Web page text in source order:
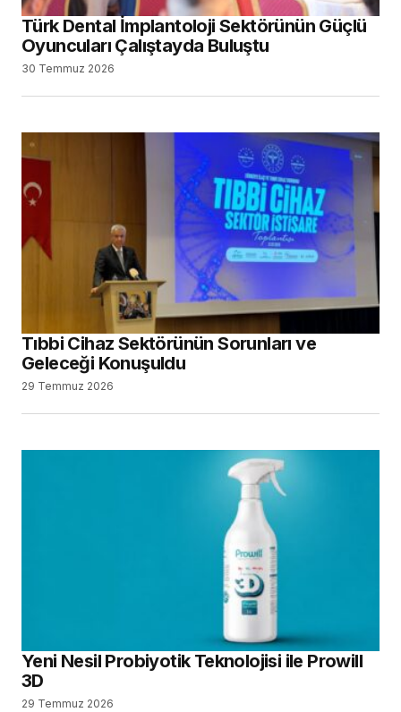
Türk Dental İmplantoloji Sektörünün Güçlü
Oyuncuları Çalıştayda Buluştu
30 Temmuz 2026
Tıbbi Cihaz Sektörünün Sorunları ve
Geleceği Konuşuldu
29 Temmuz 2026
Yeni Nesil Probiyotik Teknolojisi ile Prowill
3D
29 Temmuz 2026